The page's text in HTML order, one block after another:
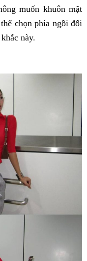
muốn khuôn mặt
chọn phía ngồi đối
này.